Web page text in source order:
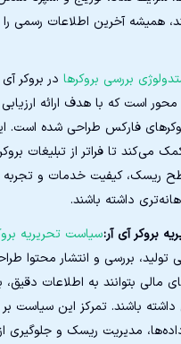
همیشه آخرین اطلاعات رسمی
بررسی بروکرها در بروکر
محور است که با هدف ارائه
فارکس طراحی شده است.
می‌کند تا فراتر از تبلیغات
ریسک، کیفیت خدمات و تجربه
داشته باشند.
بروکر آی آر:سیاست تحریریه
تولید، بررسی و انتشار محتوا
مالی بتوانند به اطلاعات
داشته باشند. تمرکز این سیاست
مدیریت ریسک و جلوگیری